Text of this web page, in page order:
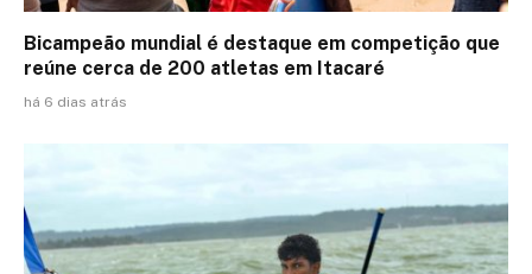
Bicampeão mundial é destaque em competição que
reúne cerca de 200 atletas em Itacaré
há 6 dias atrás